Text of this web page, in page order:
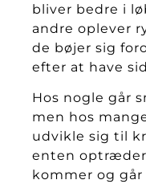
bliver bedre i
andre oplever
de bøjer sig
efter at have
Hos nogle går
men hos
udvikle sig til
enten
kommer og går